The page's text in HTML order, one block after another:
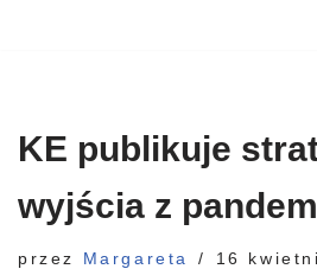
KE publikuje
wyjścia z
przez Margareta
16